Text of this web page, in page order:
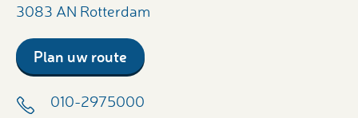
3083 AN Rotterdam
Plan uw route
010-2975000